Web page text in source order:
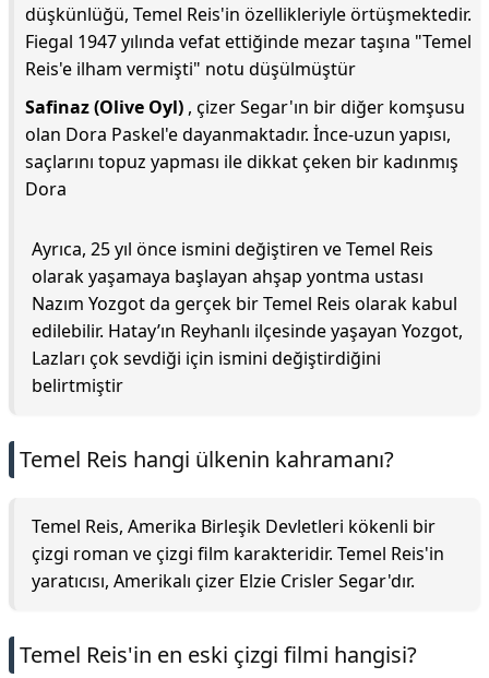
düşkünlüğü, Temel Reis'in özellikleriyle örtüşmektedir.
Fiegal 1947 yılında vefat ettiğinde mezar taşına "Temel
Reis'e ilham vermişti" notu düşülmüştür
Safinaz (Olive Oyl) , çizer Segar'ın bir diğer komşusu
olan Dora Paskel'e dayanmaktadır. İnce-uzun yapısı,
saçlarını topuz yapması ile dikkat çeken bir kadınmış
Dora
Ayrıca, 25 yıl önce ismini değiştiren ve Temel Reis
olarak yaşamaya başlayan ahşap yontma ustası
Nazım Yozgot da gerçek bir Temel Reis olarak kabul
edilebilir. Hatay’ın Reyhanlı ilçesinde yaşayan Yozgot,
Lazları çok sevdiği için ismini değiştirdiğini
belirtmiştir
Temel Reis hangi ülkenin kahramanı?
Temel Reis, Amerika Birleşik Devletleri kökenli bir
çizgi roman ve çizgi film karakteridir. Temel Reis'in
yaratıcısı, Amerikalı çizer Elzie Crisler Segar'dır.
Temel Reis'in en eski çizgi filmi hangisi?